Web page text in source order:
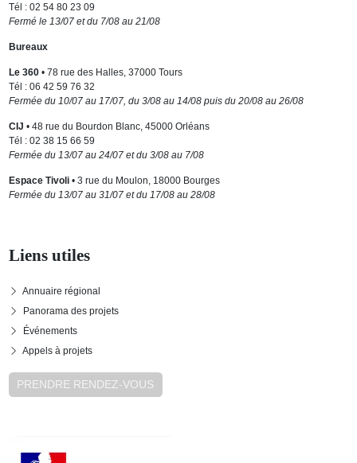
Tél : 02 54 80 23 09
Fermé le 13/07 et du 7/08 au 21/08
Bureaux
Le 360• 78 rue des Halles, 37000 Tours
Tél : 06 42 59 76 32
Fermée du 10/07 au 17/07, du 3/08 au 14/08 puis du 20/08 au 26/08
CIJ • 48 rue du Bourdon Blanc, 45000 Orléans
Tél : 02 38 15 66 59
Fermée du 13/07 au 24/07 et du 3/08 au 7/08
Espace Tivoli• 3 rue du Moulon, 18000 Bourges
Fermée du 13/07 au 31/07 et du 17/08 au 28/08
Liens utiles
Annuaire régional
Panorama des projets
Événements
Appels à projets
PRENDRE RENDEZ-VOUS